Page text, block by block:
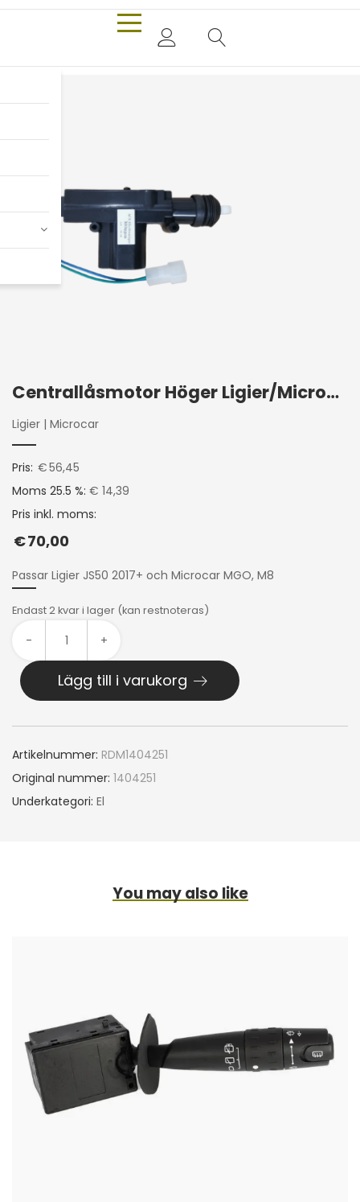
Centrallåsmotor Höger Ligier/Microcar
Ligier | Microcar
Pris: €56,45
Moms 25.5 %: € 14,39
Pris inkl. moms:
€70,00
Passar Ligier JS50 2017+ och Microcar MGO, M8
Endast 2 kvar i lager (kan restnoteras)
- +
Lägg till i varukorg
Artikelnummer: RDM1404251
Original nummer: 1404251
Underkategori: El
You may also like